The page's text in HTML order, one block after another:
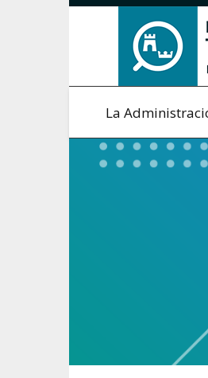
Saltar al contenido
La